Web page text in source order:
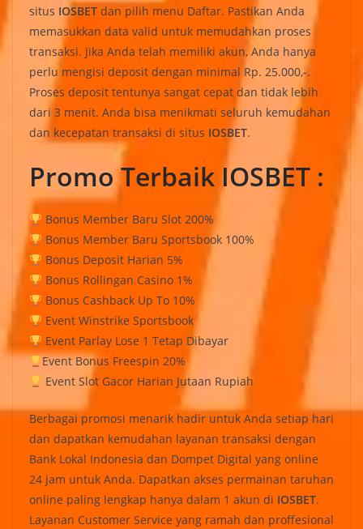
situs IOSBET dan pilih menu Daftar. Pastikan Anda
memasukkan data valid untuk memudahkan proses
transaksi. Jika Anda telah memiliki akun, Anda hanya
perlu mengisi deposit dengan minimal Rp. 25.000,-.
Proses deposit tentunya sangat cepat dan tidak lebih
dari 3 menit. Anda bisa menikmati seluruh kemudahan
dan kecepatan transaksi di situs IOSBET.
Promo Terbaik IOSBET :
Bonus Member Baru Slot 200%
Bonus Member Baru Sportsbook 100%
Bonus Deposit Harian 5%
Bonus Rollingan Casino 1%
Bonus Cashback Up To 10%
Event Winstrike Sportsbook
Event Parlay Lose 1 Tetap Dibayar
Event Bonus Freespin 20%
Event Slot Gacor Harian Jutaan Rupiah
Berbagai promosi menarik hadir untuk Anda setiap hari
dan dapatkan kemudahan layanan transaksi dengan
Bank Lokal Indonesia dan Dompet Digital yang online
24 jam untuk Anda. Dapatkan akses permainan taruhan
online paling lengkap hanya dalam 1 akun di IOSBET.
Layanan Customer Service yang ramah dan proffesional